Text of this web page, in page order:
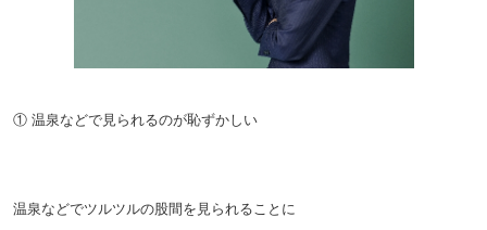
① 温泉などで見られるのが恥ずかしい
温泉などでツルツルの股間を見られることに